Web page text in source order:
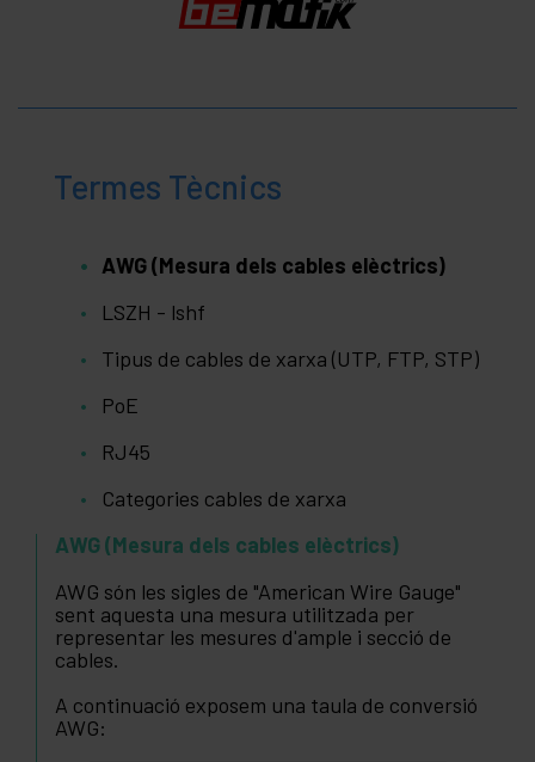
Termes Tècnics
AWG (Mesura dels cables elèctrics)
LSZH - lshf
Tipus de cables de xarxa (UTP, FTP, STP)
PoE
RJ45
Categories cables de xarxa
AWG (Mesura dels cables elèctrics)
AWG són les sigles de "American Wire Gauge"
sent aquesta una mesura utilitzada per
representar les mesures d'ample i secció de
cables.
A continuació exposem una taula de conversió
AWG: